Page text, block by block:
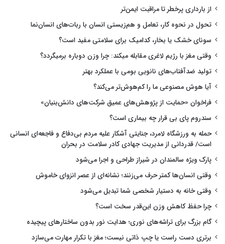
از بارداری پرخطر تا مراقبت ایمن‌تر
تحول در نحوه کار، تعامل و هم‌زیستی انسان با ربات‌های انسان‌نما
سونای خشک یا بخار، کدامیک برای سلامتی مفید است؟
وقتی مغز با رژیم لاغری مقابله میکند: چرا وزن دوباره برمیگردد؟
تولید ضدآفتاب‌های نانویی بومی با عملکرد بهتر
آیا هوش مصنوعی ما را کم‌هوش‌تر می‌کند؟
فراخوان «حمایت از پژوهش‌های عمیق شرکت‌های دانش‌بنیان»
سندروم پای بی قرار چه بیماری است؟
حمله به ورزشگاه لامرد، جنایتی آشکار علیه مردم بی‌دفاع و فاجعه‌ای انسانی
است/ قدردانی از مدیریت جهادی کادر سلامت در بحران
پارک ویژه سالمندان در شیراز طراحی و اجرا می‌شود
وقتی انسان‌ها کمتر حرف می‌زنند؛ نشانه‌ای از عصر انزوای خاموش
وقتی خانه به دستیار شخصی شما تبدیل می‌شود
چرا حفظ کاهش وزن این‌قدر سخت است؟
گام بزرگ برای تراشه‌های نوری؛ هدایت نور بدون ساختارهای پیچیده
برتری دست راست یا چپ ذاتی نیست؛ مغز با تکرار مهارت می‌سازد